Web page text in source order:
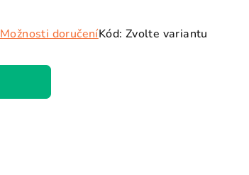
Možnosti doručeníKód: Zvolte variantu